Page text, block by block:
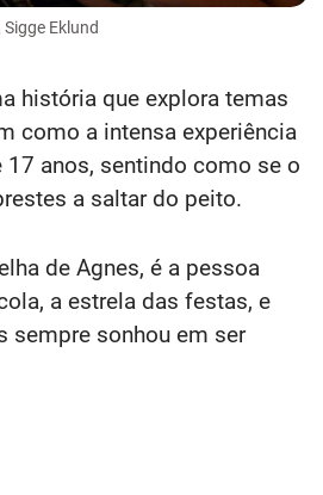
Eklund
história que explora temas
como a intensa experiência
17 anos, sentindo como se o
a saltar do peito.
de Agnes, é a pessoa
a estrela das festas, e
sempre sonhou em ser